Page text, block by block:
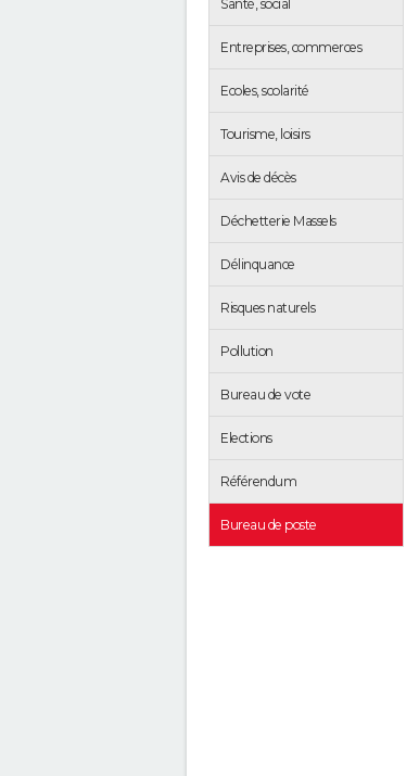
Santé, social
Entreprises, commerces
Ecoles, scolarité
Tourisme, loisirs
Avis de décès
Déchetterie Massels
Délinquance
Risques naturels
Pollution
Bureau de vote
Elections
Référendum
Bureau de poste